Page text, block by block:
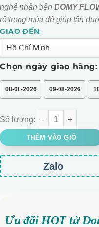
nghệ nhân bên DOMY
rộ trong mùa để giúp tận
GIAO ĐẾN:
Chọn ngày giao hàng:
08-08-2026 09-08-2026
Giỏ Hoa Giấy Cầm Tay Tone
THÊM VÀO GIỎ
Alternative:
Zalo
Ưu đãi HOT từ